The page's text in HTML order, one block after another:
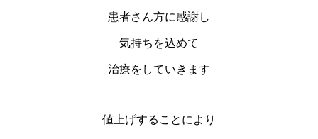
患者さん方に感謝し
気持ちを込めて
治療をしていきます
値上げすることにより